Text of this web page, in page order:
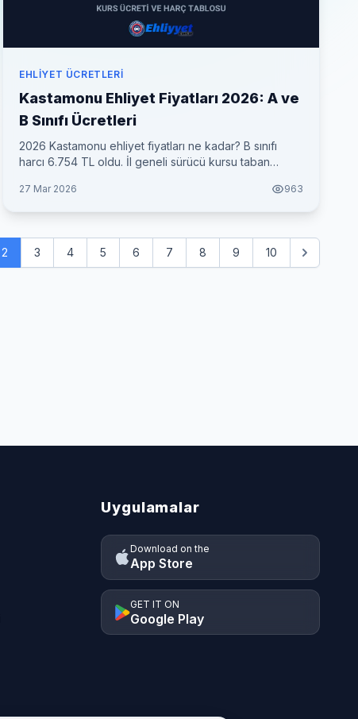
EHLIYET ÜCRETLERI
Kastamonu Ehliyet Fiyatları 2026: A ve
B Sınıfı Ücretleri
2026 Kastamonu ehliyet fiyatları ne kadar? B sınıfı
harcı 6.754 TL oldu. İl geneli sürücü kursu taban
27 Mar 2026 963
2 3 4 5 6 7 8 9 10
Uygulamalar
Download on the
App Store
GET IT ON
Google Play